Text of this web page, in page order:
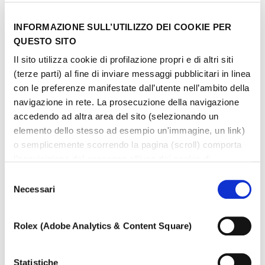
INFORMAZIONE SULL’UTILIZZO DEI COOKIE PER
QUESTO SITO
Il sito utilizza cookie di profilazione propri e di altri siti
(terze parti) al fine di inviare messaggi pubblicitari in linea
con le preferenze manifestate dall’utente nell’ambito della
navigazione in rete. La prosecuzione della navigazione
accedendo ad altra area del sito (selezionando un
elemento dello stesso ad esempio un'immagine, un link)
o semplicemente scorrendo la pagina (scroll) comporta
impostazioni relative ai cookie scegliendo quali tipologie
di cookie autorizzare (di profilazione, tecnici o analitici).
Nell’ipotesi in cui le impostazioni venissero modificate,
non è possibile garantire il corretto funzionamento del
Per saperne di più, o negare il consenso all’utilizzo a tutti
delNecessari
Rolex (Adobe Analytics & Content Square)
Statistiche